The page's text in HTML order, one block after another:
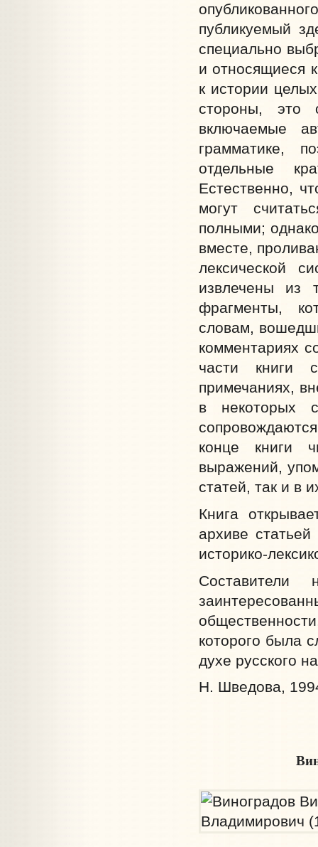
публикуемый
специально
и относящиеся
к истории
стороны, это
включаемые
грамматике,
отдельные
Естественно,
могут
полными;
вместе,
лексической
извлечены из
фрагменты,
словам,
комментариях
части книги
примечаниях,
в некоторых
конце книги
выражений,
статей, так и в
Книга
архиве
историко-
которого была
духе русского
Н. Шведова,